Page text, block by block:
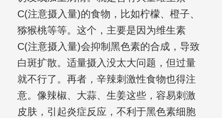
C(注意摄入量)的食物，比如柠檬、橙子、
猕猴桃等等。这个，主要是因为维生素
C(注意摄入量)会抑制黑色素的合成，导致
白斑扩散。适量摄入没太大问题，但过量
就不行了。再者，辛辣刺激性食物也得注
意。像辣椒、大蒜、生姜这些，容易刺激
皮肤，引起炎症反应，不利于黑色素细胞